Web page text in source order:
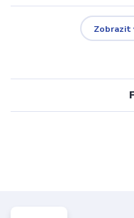
Zobrazit